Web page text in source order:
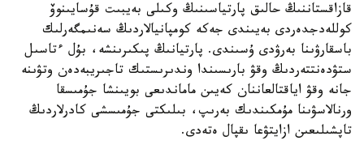
قازاقستاننىڭ حالىق پارتياسىنىڭ وكىلى بەيبىت قۇسايىنوۆ
كوللەدجدەردى بەيىندى جەكە كومپانيالاردىڭ سەنىمگەرلىك
باسقارۋىنا بەرۋدى ۇسىندى. پارتيانىڭ پىكىرىنشە، بۇل ءتاسىل
ستۋدەنتتەردىڭ وقۋ بارىسىندا وندىرىستىك تاجىريبەدەن وتۋىنە
جانە وقۋ اياقتالعاننان كەيىن ماماندىعى بويىنشا جۇمىسقا
ورنالاسۋىنا مۇمكىندىك بەرىپ، بىلىكتى جۇمىسشى كادرلاردىڭ
تاپشىلىعىن ازايتۋعا ىقپال ەتەدى.